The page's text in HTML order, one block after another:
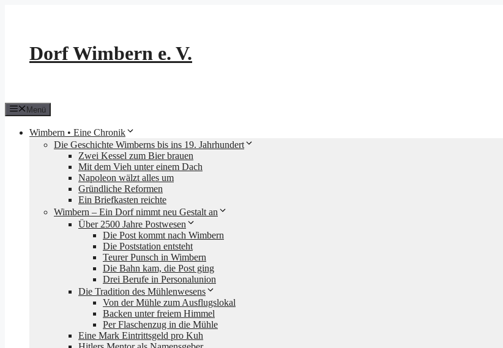
Dorf Wimbern e. V.
Menü
Wimbern • Eine Chronik
Die Geschichte Wimberns bis ins 19. Jahrhundert
Zwei Kessel zum Bier brauen
Mit dem Vieh unter einem Dach
Napoleon wälzt alles um
Gründliche Reformen
Ein Briefkasten reichte
Wimbern – Ein Dorf nimmt neu Gestalt an
Über 2500 Jahre Postwesen
Die Post kommt nach Wimbern
Die Poststation entsteht
Teurer Punsch in Wimbern
Die Bahn kam, die Post ging
Drei Berufe in Personalunion
Die Tradition des Mühlenwesens
Von der Mühle zum Ausflugslokal
Backen unter freiem Himmel
Per Flaschenzug in die Mühle
Eine Mark Eintrittsgeld pro Kuh